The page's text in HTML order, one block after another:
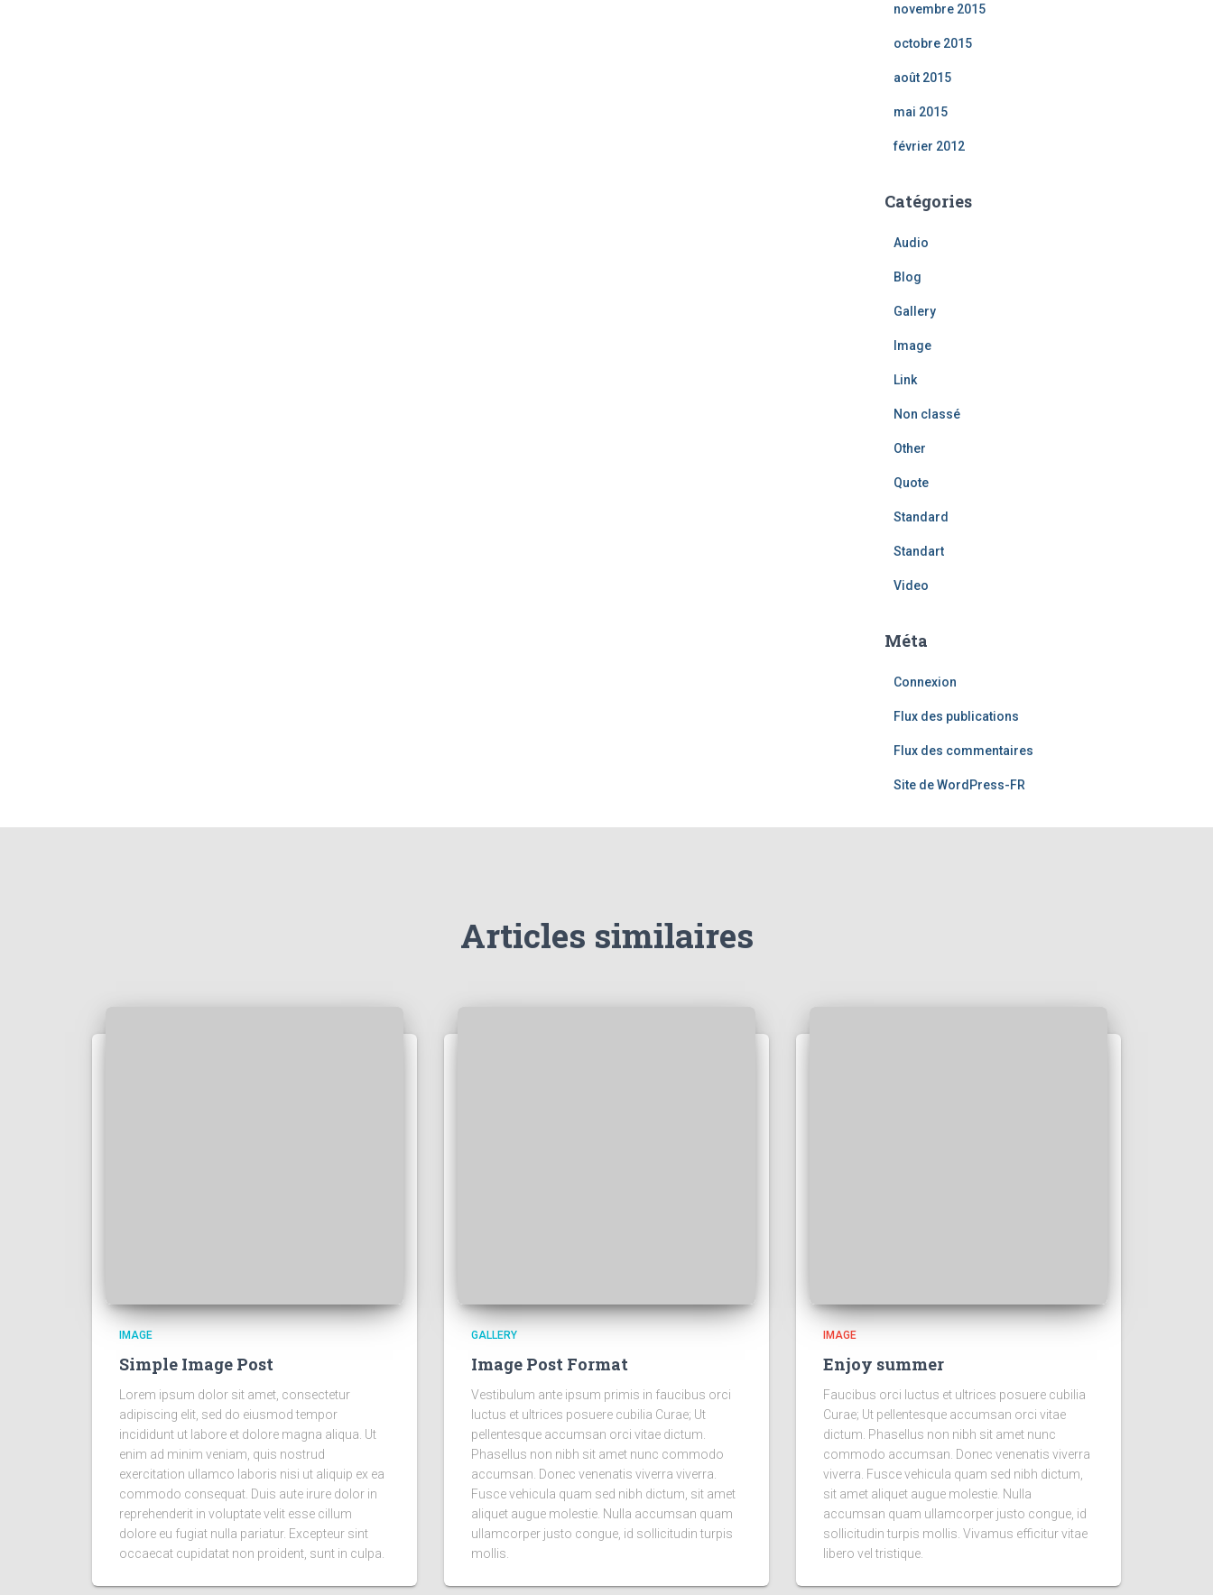
novembre 2015
octobre 2015
août 2015
mai 2015
février 2012
Catégories
Audio
Blog
Gallery
Image
Link
Non classé
Other
Quote
Standard
Standart
Video
Méta
Connexion
Flux des publications
Flux des commentaires
Site de WordPress-FR
Articles similaires
IMAGE
Simple Image Post
Lorem ipsum dolor sit amet, consectetur
adipiscing elit, sed do eiusmod tempor
incididunt ut labore et dolore magna aliqua. Ut
enim ad minim veniam, quis nostrud
exercitation ullamco laboris nisi ut aliquip ex ea
commodo consequat. Duis aute irure dolor in
reprehenderit in voluptate velit esse cillum
dolore eu fugiat nulla pariatur. Excepteur sint
occaecat cupidatat non proident, sunt in culpa.
GALLERY
Image Post Format
Vestibulum ante ipsum primis in faucibus orci
luctus et ultrices posuere cubilia Curae; Ut
pellentesque accumsan orci vitae dictum.
Phasellus non nibh sit amet nunc commodo
accumsan. Donec venenatis viverra viverra.
Fusce vehicula quam sed nibh dictum, sit amet
aliquet augue molestie. Nulla accumsan quam
ullamcorper justo congue, id sollicitudin turpis
mollis.
IMAGE
Enjoy summer
Faucibus orci luctus et ultrices posuere cubilia
Curae; Ut pellentesque accumsan orci vitae
dictum. Phasellus non nibh sit amet nunc
commodo accumsan. Donec venenatis viverra
viverra. Fusce vehicula quam sed nibh dictum,
sit amet aliquet augue molestie. Nulla
accumsan quam ullamcorper justo congue, id
sollicitudin turpis mollis. Vivamus efficitur vitae
libero vel tristique.